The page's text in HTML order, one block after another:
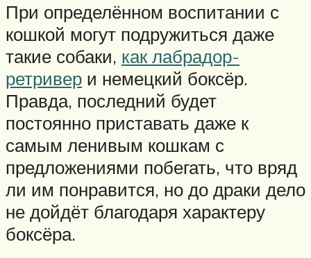
При определённом воспитании с
кошкой могут подружиться даже
такие собаки, как лабрадор-
ретривер и немецкий боксёр.
Правда, последний будет
постоянно приставать даже к
самым ленивым кошкам с
предложениями побегать, что вряд
ли им понравится, но до драки дело
не дойдёт благодаря характеру
боксёра.